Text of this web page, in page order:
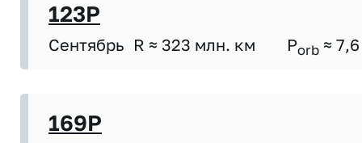
123P
Сентябрь R ≈ 323 млн. км Porb ≈ 7,6
169P